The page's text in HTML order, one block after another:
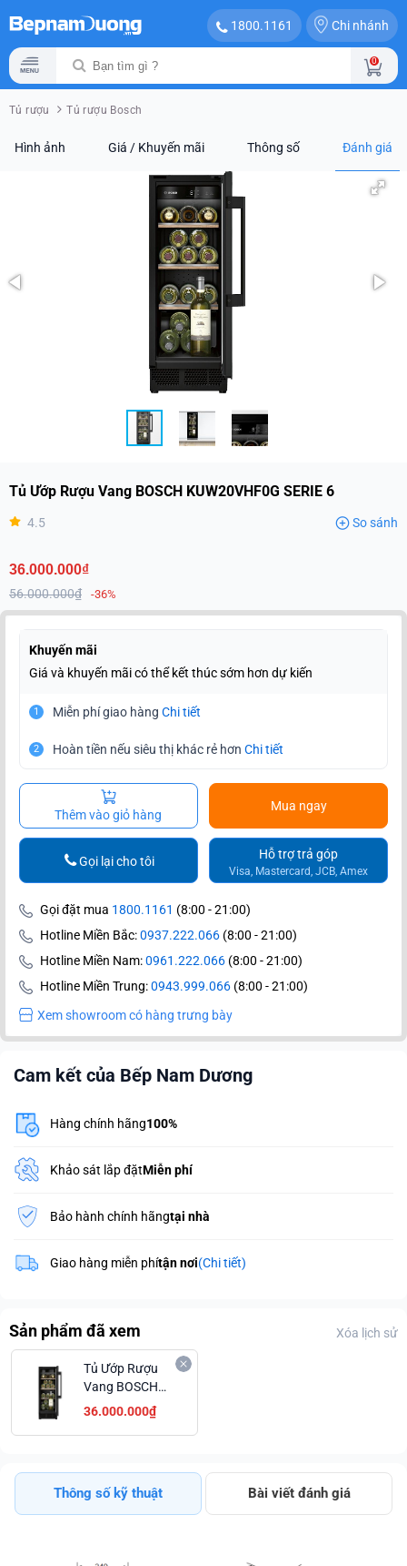
1800.1161 Chi nhánh
0
Tủ rượu Tủ rượu Bosch
Hình ảnh Giá / Khuyến mãi Thông số Đánh giá
Tủ Ướp Rượu Vang BOSCH KUW20VHF0G SERIE 6
4.5 So sánh
36.000.000₫
56.000.000₫ -36%
Khuyến mãi
Giá và khuyến mãi có thể kết thúc sớm hơn dự kiến
1 Miễn phí giao hàng Chi tiết
2 Hoàn tiền nếu siêu thị khác rẻ hơn Chi tiết
Thêm vào giỏ hàng
Mua ngay
Hỗ trợ trả góp
Visa, Mastercard, JCB, Amex
Gọi lại cho tôi
Gọi đặt mua 1800.1161 (8:00 - 21:00)
Hotline Miền Bắc:0937.222.066 (8:00 - 21:00)
Hotline Miền Nam:0961.222.066 (8:00 - 21:00)
Hotline Miền Trung:0943.999.066 (8:00 - 21:00)
Xem showroom có hàng trưng bày
Cam kết của Bếp Nam Dương
Hàng chính hãng100%
Khảo sát lắp đặtMiễn phí
Bảo hành chính hãngtại nhà
Giao hàng miễn phítận nơi(Chi tiết)
Sản phẩm đã xem Xóa lịch sử
Tủ Ướp Rượu
Vang BOSCH
KUW20VHF0G
36.000.000₫
Thông số kỹ thuật Bài viết đánh giá